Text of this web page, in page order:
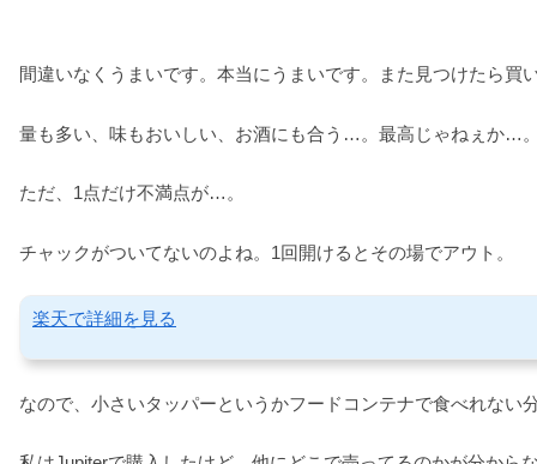
間違いなくうまいです。本当にうまいです。また見つけたら買
量も多い、味もおいしい、お酒にも合う…。最高じゃねぇか…
ただ、1点だけ不満点が…。
チャックがついてないのよね。1回開けるとその場でアウト。
楽天で詳細を見る
なので、小さいタッパーというかフードコンテナで食べれな